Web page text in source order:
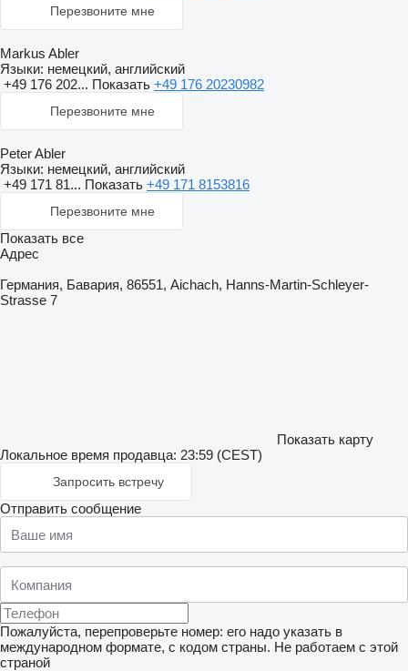
Перезвоните мне
Markus Abler
Языки: немецкий, английский
+49 176 202... Показать +49 176 20230982
Перезвоните мне
Peter Abler
Языки: немецкий, английский
+49 171 81... Показать +49 171 8153816
Перезвоните мне
Показать все
Адрес
Германия, Бавария, 86551, Aichach, Hanns-Martin-Schleyer-
Strasse 7
Показать карту
Локальное время продавца: 23:59 (CEST)
Запросить встречу
Отправить сообщение
Пожалуйста, перепроверьте номер: его надо указать в
международном формате, с кодом страны. Не работаем с этой
страной